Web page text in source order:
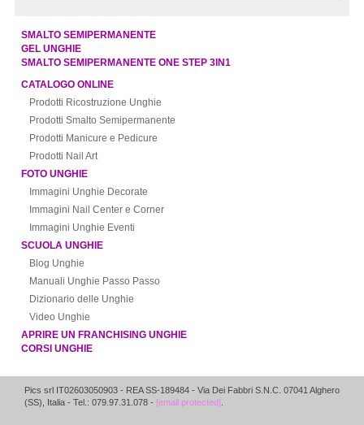
SMALTO SEMIPERMANENTE
GEL UNGHIE
SMALTO SEMIPERMANENTE ONE STEP 3IN1
CATALOGO ONLINE
Prodotti Ricostruzione Unghie
Prodotti Smalto Semipermanente
Prodotti Manicure e Pedicure
Prodotti Nail Art
FOTO UNGHIE
Immagini Unghie Decorate
Immagini Nail Center e Corner
Immagini Unghie Eventi
SCUOLA UNGHIE
Blog Unghie
Manuali Unghie Passo Passo
Dizionario delle Unghie
Video Unghie
APRIRE UN FRANCHISING UNGHIE
CORSI UNGHIE
Pics srl IT02603050903 - REA SS-189484 - Via Dei Fabbri S.N.C. 07041 Alghero
(SS), Italia - Tel.: 079.97.31.078 - [email protected]